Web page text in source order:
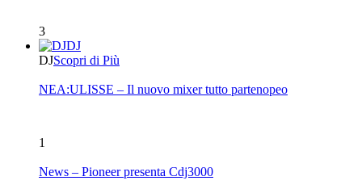
3
DJ
DJScopri di Più
NEA:ULISSE – Il nuovo mixer tutto partenopeo
1
News – Pioneer presenta Cdj3000